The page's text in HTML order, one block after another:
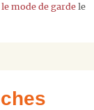
mode de gardele